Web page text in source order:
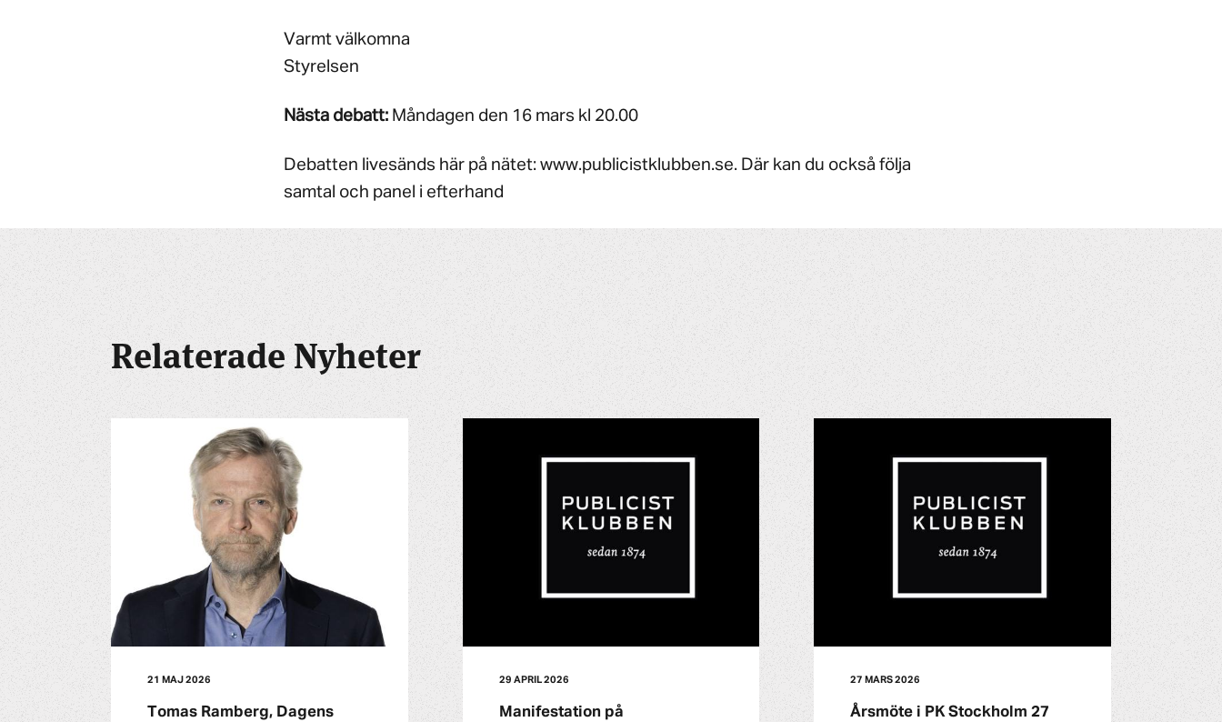
Varmt välkomna
Styrelsen
Nästa debatt: Måndagen den 16 mars kl 20.00
Debatten livesänds här på nätet: www.publicistklubben.se. Där kan du också följa
samtal och panel i efterhand
Relaterade Nyheter
21 MAJ 2026
Tomas Ramberg, Dagens
29 APRIL 2026
Manifestation på
27 MARS 2026
Årsmöte i PK Stockholm 27